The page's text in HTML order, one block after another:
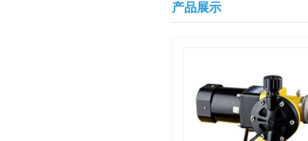
产品展示